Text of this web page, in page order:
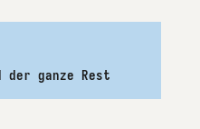
der ganze Rest